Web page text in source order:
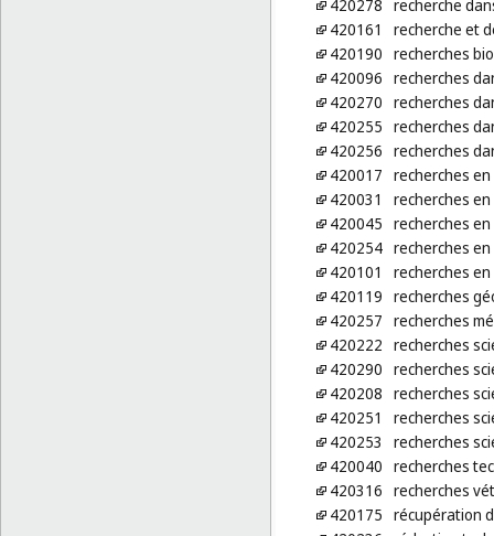
420278 recherche
420161
recherche et
420190 recherches
420096 recherches
420270 recherches
420255 recherches
420256 recherches
420017 recherches
420031
recherches en
420045 recherches
420254 recherches
420101
recherches
420119 recherches
420257 recherches
420222 recherches
420290 recherches
420208 recherches
420251
recherches
420253
recherches
420040 recherches
420316 recherches
420175 récupération